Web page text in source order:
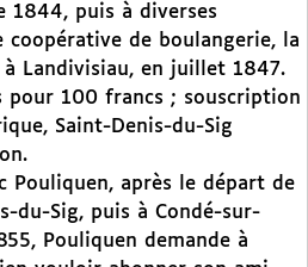
1844, puis à diverses
coopérative de boulangerie, la
Landivisiau, en juillet 1847.
100 francs ; souscription
Saint-Denis-du-Sig
Pouliquen, après le départ de
du-Sig, puis à Condé-sur-
Pouliquen demande à